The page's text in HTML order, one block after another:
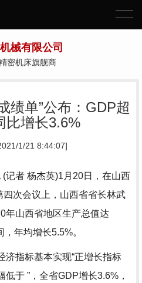
械有限公司
密机床旗舰商
绩单”公布：GDP超
比增长3.6%
1/21 8:44:07]
者 杨杰英)1月20日，在山西
次会议上，山西省省长林武
年山西省地区生产总值达
，年均增长5.5%。
指标基本实现“正增长指标
于 ”，全省GDP增长3.6%，